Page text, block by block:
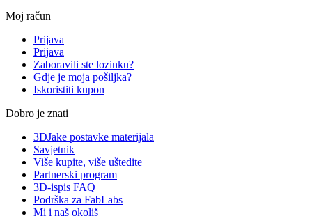
Moj račun
Prijava
Prijava
Zaboravili ste lozinku?
Gdje je moja pošiljka?
Iskoristiti kupon
Dobro je znati
3DJake postavke materijala
Savjetnik
Više kupite, više uštedite
Partnerski program
3D-ispis FAQ
Podrška za FabLabs
Mi i naš okoliš